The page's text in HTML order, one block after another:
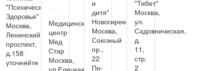
"Психическое
Здоровье"
Москва,
Ленинский
проспект,
д.158
уточняйте
Медицинский
центр
Мед
Стар
Москва,
ул.Елецкая,
и
дитя"
Новогиреево
Москва,
Союзный
пр.,
22
Пн-
"Тибет"
Москва,
ул.
Садовническая,
д.
11,
стр.
2